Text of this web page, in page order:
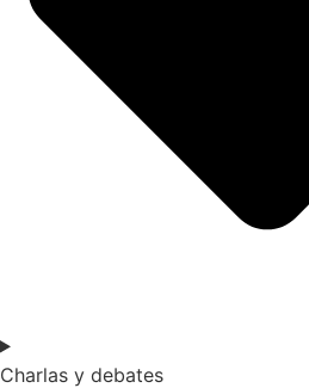
Charlas y debates